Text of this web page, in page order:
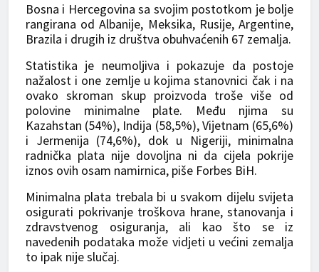
Bosna i Hercegovina sa svojim postotkom je bolje
rangirana od Albanije, Meksika, Rusije, Argentine,
Brazila i drugih iz društva obuhvaćenih 67 zemalja.
Statistika je neumoljiva i pokazuje da postoje
nažalost i one zemlje u kojima stanovnici čak i na
ovako skroman skup proizvoda troše više od
polovine minimalne plate. Među njima su
Kazahstan (54%), Indija (58,5%), Vijetnam (65,6%)
i Jermenija (74,6%), dok u Nigeriji, minimalna
radnička plata nije dovoljna ni da cijela pokrije
iznos ovih osam namirnica, piše Forbes BiH.
Minimalna plata trebala bi u svakom dijelu svijeta
osigurati pokrivanje troškova hrane, stanovanja i
zdravstvenog osiguranja, ali kao što se iz
navedenih podataka može vidjeti u većini zemalja
to ipak nije slučaj.